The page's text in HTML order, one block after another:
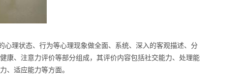
理状态、行为等心理现象做全面、系统、深入的客观描述、分
康、注意力评价等部分组成，其评价内容包括社交能力、处理能
、适应能力等方面。